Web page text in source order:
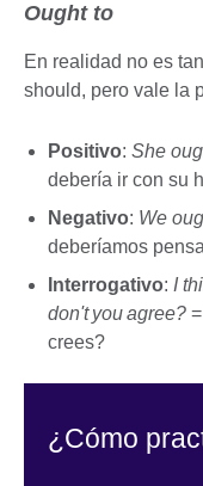
Ought to
En realidad no es
should, pero vale la
Positivo: She
debería ir con su
Negativo: We
deberíamos
Interrogativo: I
don't you agree?
crees?
¿Cómo